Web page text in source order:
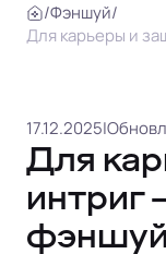
/Фэншуй/
Для карьеры и
17.12.2025|
Для
интриг
фэншуй